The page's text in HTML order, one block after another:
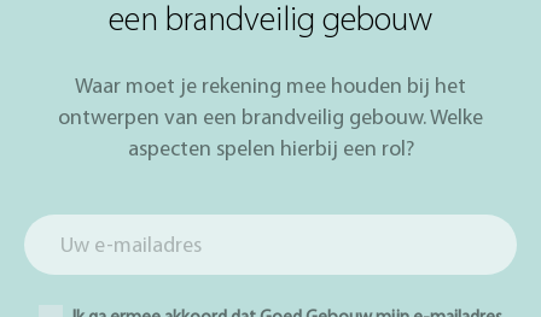
een brandveilig gebouw
Waar moet je rekening mee houden bij het
ontwerpen van een brandveilig gebouw. Welke
aspecten spelen hierbij een rol?